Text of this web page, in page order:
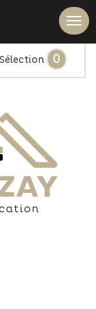
Sélection 0